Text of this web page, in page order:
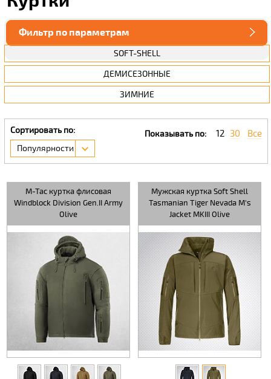
Фильтр по параметрам
SOFT-SHELL
ДЕМИСЕЗОННЫЕ
ЗИМНИЕ
Сортировать по:
Популярности
Показывать по: 12 30 Все
M-Tac куртка флисовая
Windblock Division Gen.II Army
Olive
Мужская куртка Soft Shell
Tasmanian Tiger Nevada M's
Jacket MKIII Olive